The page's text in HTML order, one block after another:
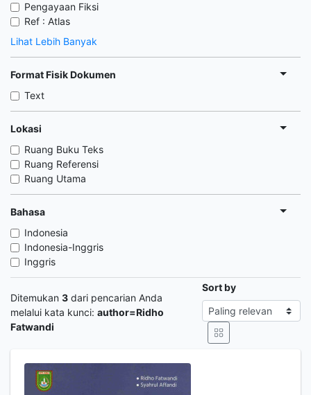
Pengayaan Fiksi
Ref : Atlas
Lihat Lebih Banyak
Format Fisik Dokumen
Text
Lokasi
Ruang Buku Teks
Ruang Referensi
Ruang Utama
Bahasa
Indonesia
Indonesia-Inggris
Inggris
Ditemukan 3 dari pencarian Anda
melalui kata kunci: author=Ridho
Fatwandi
Sort by